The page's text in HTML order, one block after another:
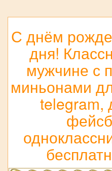
С днём
дня!
мужчине с
миньонами
telegram,